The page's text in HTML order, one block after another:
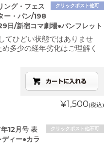
クリックポスト他可
ング・フェス
ー・パン/198
日/新宿コマ劇場●パンフレット
てひどい状態ではありませ
多少の経年劣化はご理解く
¥1,500(税込)
クリックポスト他不可
12月号 表
ィー●カラ